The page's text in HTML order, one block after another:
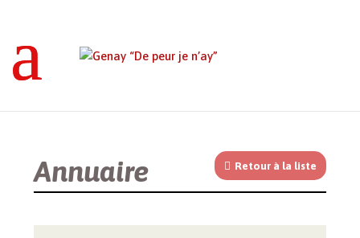
Annuaire Retour à la liste